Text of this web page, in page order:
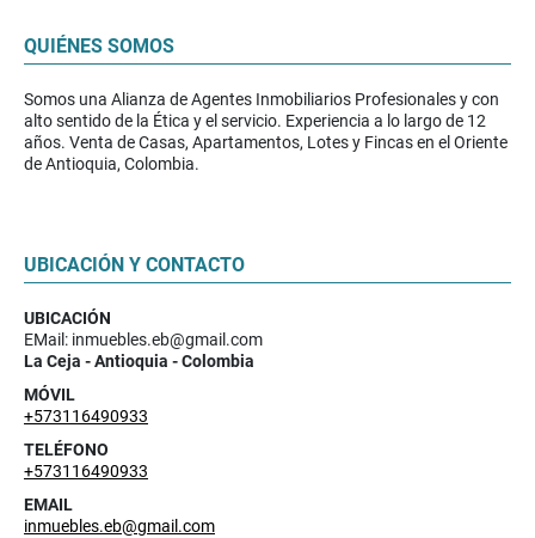
QUIÉNES SOMOS
Somos una Alianza de Agentes Inmobiliarios Profesionales y con
alto sentido de la Ética y el servicio. Experiencia a lo largo de 12
años. Venta de Casas, Apartamentos, Lotes y Fincas en el Oriente
de Antioquia, Colombia.
UBICACIÓN Y CONTACTO
UBICACIÓN
EMail: inmuebles.eb@gmail.com
La Ceja - Antioquia - Colombia
MÓVIL
+573116490933
TELÉFONO
+573116490933
EMAIL
inmuebles.eb@gmail.com